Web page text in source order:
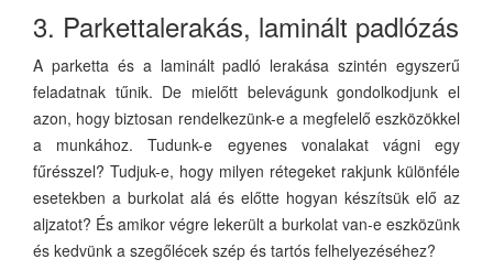
3. Parkettalerakás, laminált padlózás
A parketta és a laminált padló lerakása szintén egyszerű
feladatnak tűnik. De mielőtt belevágunk gondolkodjunk el
azon, hogy biztosan rendelkezünk-e a megfelelő eszközökkel
a munkához. Tudunk-e egyenes vonalakat vágni egy
fűrésszel? Tudjuk-e, hogy milyen rétegeket rakjunk különféle
esetekben a burkolat alá és előtte hogyan készítsük elő az
aljzatot? És amikor végre lekerült a burkolat van-e eszközünk
és kedvünk a szegőlécek szép és tartós felhelyezéséhez?